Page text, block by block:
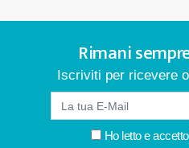
Rimani
Iscriviti per ricevere
Ho letto e